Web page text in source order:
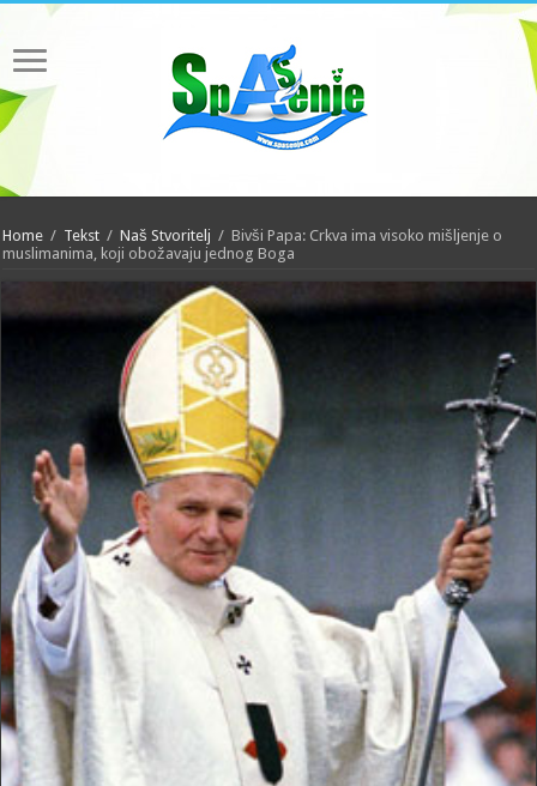
Home / Tekst / Naš Stvoritelj / Bivši Papa: Crkva ima visoko mišljenje o
muslimanima, koji obožavaju jednog Boga